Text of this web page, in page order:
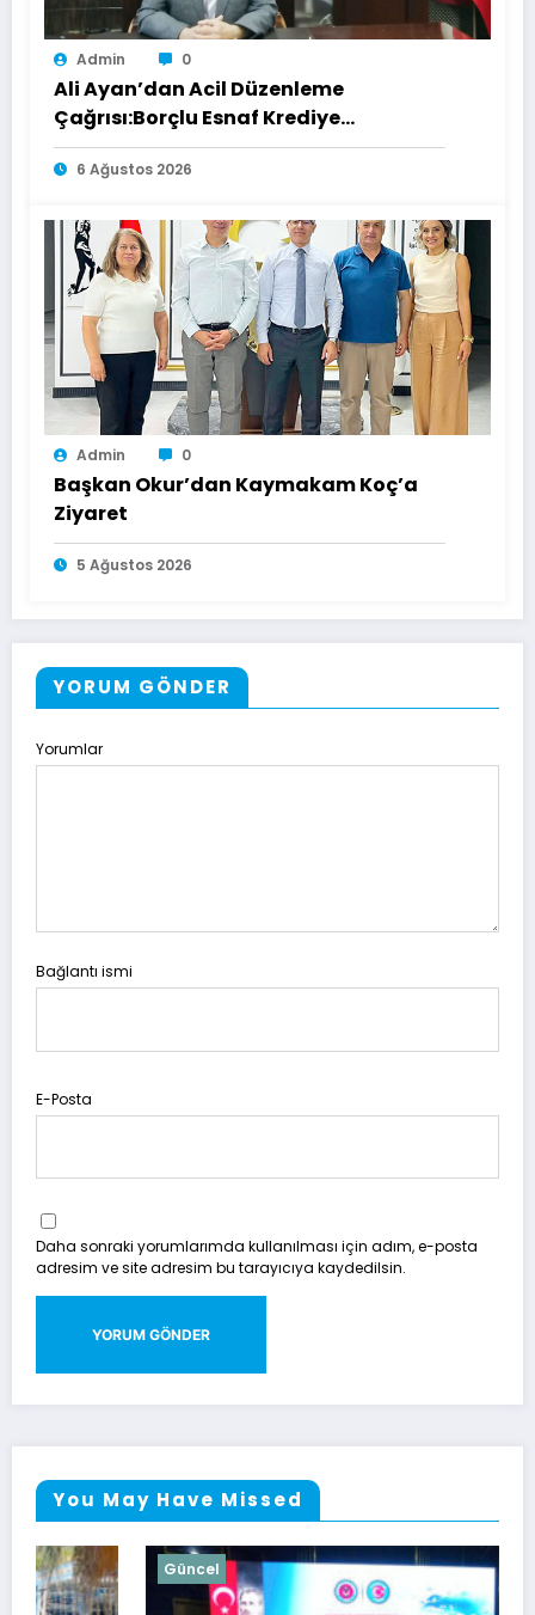
Admin 0
Ali Ayan’dan Acil Düzenleme
Çağrısı:Borçlu Esnaf Krediye
Ulaşamıyor
6 Ağustos 2026
Admin 0
Başkan Okur’dan Kaymakam Koç’a
Ziyaret
5 Ağustos 2026
YORUM GÖNDER
Yorumlar
Bağlantı ismi
E-Posta
Daha sonraki yorumlarımda kullanılması için adım, e-posta
adresim ve site adresim bu tarayıcıya kaydedilsin.
You May Have Missed
Güncel